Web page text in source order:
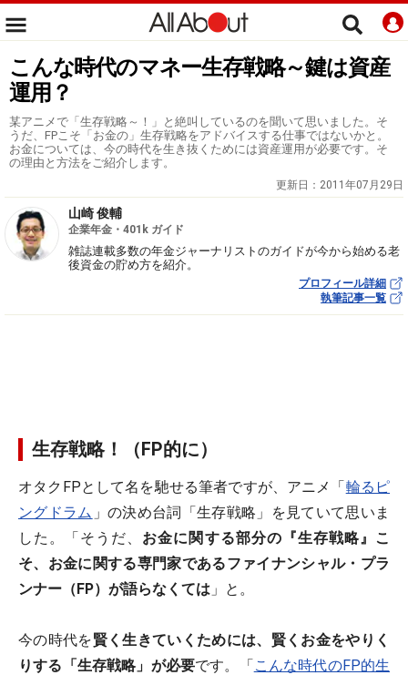
こんな時代のマネー生存戦略～鍵は資産
運用？
某アニメで「生存戦略～！」と絶叫しているのを聞いて思いました。そ
うだ、FPこそ「お金の」生存戦略をアドバイスする仕事ではないかと。
お金については、今の時代を生き抜くためには資産運用が必要です。そ
の理由と方法をご紹介します。
更新日： 2011年07月29日
山崎 俊輔
企業年金・401k ガイド
雑誌連載多数の年金ジャーナリストのガイドが今から始める老
後資金の貯め方を紹介。
プロフィール詳細
執筆記事一覧
生存戦略！（FP的に）
オタクFPとして名を馳せる筆者ですが、アニメ「輪るピ
ングドラム 」の決め台詞「生存戦略」を見ていて思いま
した。「そうだ、 お金に関する部分の『生存戦略』こ
そ、お金に関する専門家であるファイナンシャル・プラ
ンナー（FP）が語らなくては 」と。
今の時代を賢く生きていくためには、賢くお金をやりく
りする「生存戦略」が必要です。「こんな時代のFP的生